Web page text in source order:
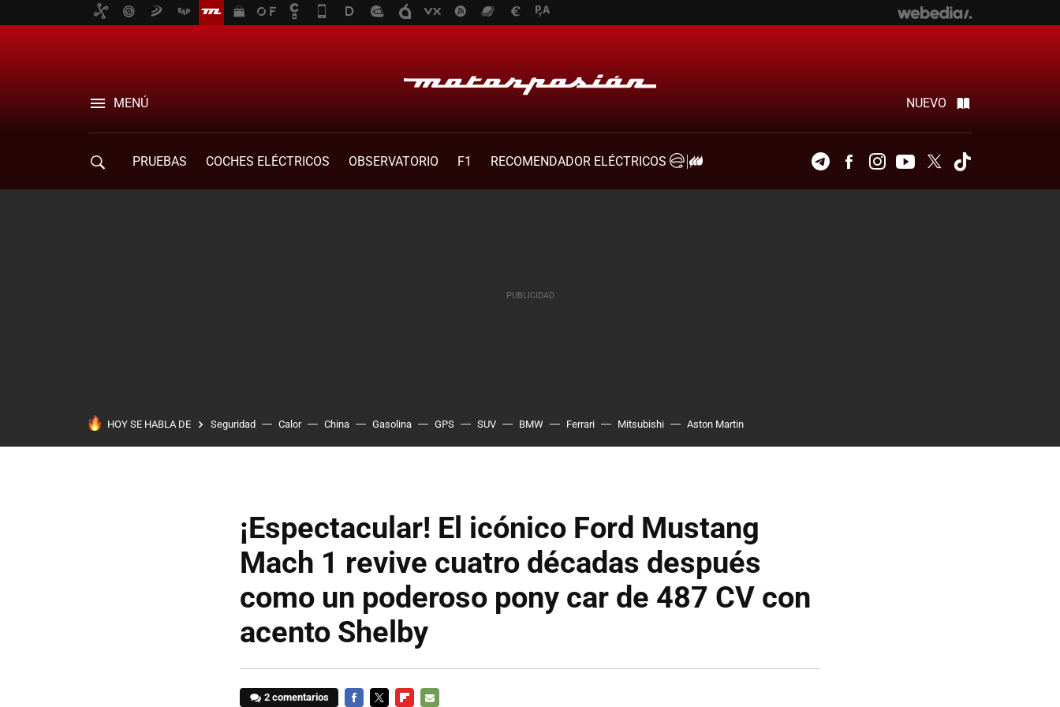
MENÚ NUEVO
PRUEBAS COCHES ELÉCTRICOS OBSERVATORIO F1
RECOMENDADOR ELÉCTRICOS
TelegramFacebookInstagramYoutubeTwitter
HOY SE HABLA DE Seguridad Calor China Gasolina GPS SUV BMW Ferrari Mitsubishi Aston Martin
¡Espectacular! El icónico Ford Mustang
Mach 1 revive cuatro décadas después
como un poderoso pony car de 487 CV con
acento Shelby
2 comentarios